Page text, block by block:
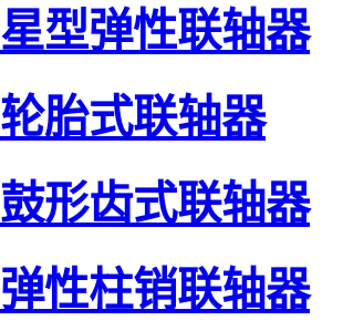
星型弹性联轴器
轮胎式联轴器
鼓形齿式联轴器
弹性柱销联轴器